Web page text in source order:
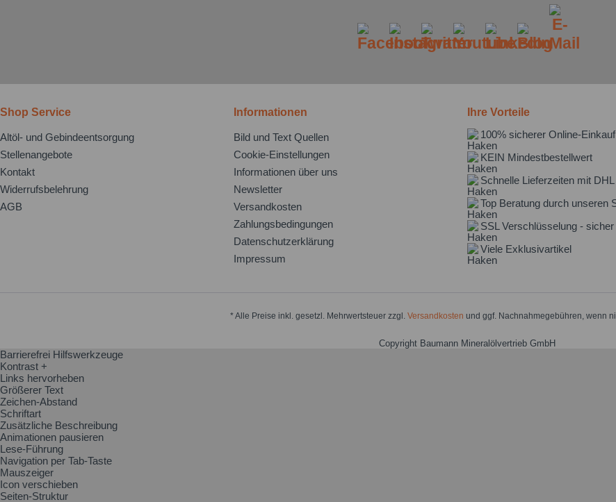
Shop Service
Altöl- und Gebindeentsorgung
Stellenangebote
Kontakt
Widerrufsbelehrung
AGB
Informationen
Bild und Text Quellen
Cookie-Einstellungen
Informationen über uns
Newsletter
Versandkosten
Zahlungsbedingungen
Datenschutzerklärung
Impressum
Ihre Vorteile
100% sicherer Online-Einkauf
KEIN Mindestbestellwert
Schnelle Lieferzeiten mit DHL
Top Beratung durch unseren
SSL Verschlüsselung -
Viele Exklusivartikel
* Alle Preise inkl. gesetzl. Mehrwertsteuer zzgl. Versandkosten und ggf. Nachnahmegebühren, wenn
Copyright Baumann Mineralölvertrieb GmbH
Barrierefrei Hilfswerkzeuge
Kontrast +
Links hervorheben
Größerer Text
Zeichen-Abstand
Schriftart
Zusätzliche Beschreibung
Animationen pausieren
Lese-Führung
Navigation per Tab-Taste
Mauszeiger
Icon verschieben
Seiten-Struktur